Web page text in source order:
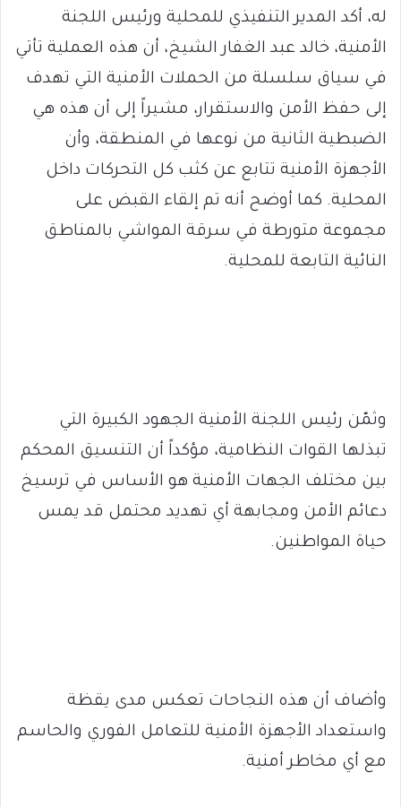
له، أكد المدير التنفيذي للمحلية ورئيس اللجنة
الأمنية، خالد عبد الغفار الشيخ، أن هذه العملية تأتي
في سياق سلسلة من الحملات الأمنية التي تهدف
إلى حفظ الأمن والاستقرار، مشيراً إلى أن هذه هي
الضبطية الثانية من نوعها في المنطقة، وأن
الأجهزة الأمنية تتابع عن كثب كل التحركات داخل
المحلية. كما أوضح أنه تم إلقاء القبض على
مجموعة متورطة في سرقة المواشي بالمناطق
النائية التابعة للمحلية.
وثمّن رئيس اللجنة الأمنية الجهود الكبيرة التي
تبذلها القوات النظامية، مؤكداً أن التنسيق المحكم
بين مختلف الجهات الأمنية هو الأساس في ترسيخ
دعائم الأمن ومجابهة أي تهديد محتمل قد يمس
حياة المواطنين.
وأضاف أن هذه النجاحات تعكس مدى يقظة
واستعداد الأجهزة الأمنية للتعامل الفوري والحاسم
مع أي مخاطر أمنية.